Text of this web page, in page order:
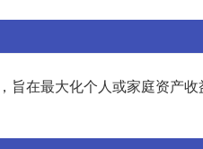
在最大化个人或家庭资产